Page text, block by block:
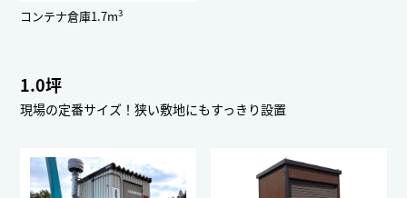
コンテナ倉庫1.7m3
1.0坪
現場の定番サイズ！狭い敷地にもすっきり設置